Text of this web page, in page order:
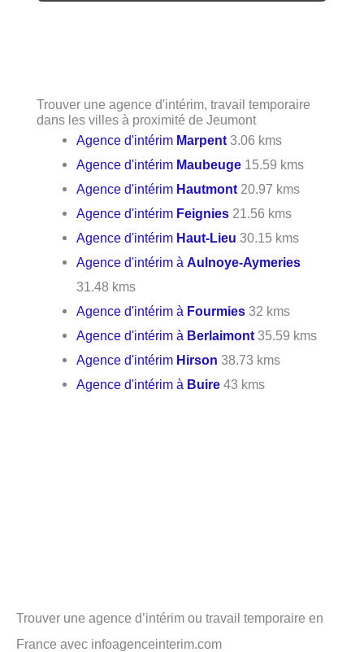
Trouver une agence d'intérim, travail temporaire
dans les villes à proximité de Jeumont
Agence d'intérim Marpent 3.06 kms
Agence d'intérim Maubeuge 15.59 kms
Agence d'intérim Hautmont 20.97 kms
Agence d'intérim Feignies 21.56 kms
Agence d'intérim Haut-Lieu 30.15 kms
Agence d'intérim à Aulnoye-Aymeries
31.48 kms
Agence d'intérim à Fourmies 32 kms
Agence d'intérim à Berlaimont 35.59 kms
Agence d'intérim Hirson 38.73 kms
Agence d'intérim à Buire 43 kms
Trouver une agence d’intérim ou travail temporaire en
France avec infoagenceinterim.com